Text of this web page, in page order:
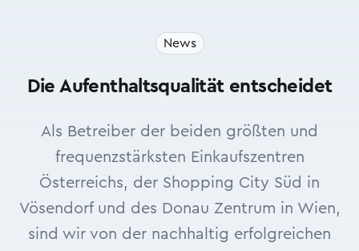
News
Die Aufenthaltsqualität entscheidet
Als Betreiber der beiden größten und
frequenzstärksten Einkaufszentren
Österreichs, der Shopping City Süd in
Vösendorf und des Donau Zentrum in Wien,
sind wir von der nachhaltig erfolgreichen